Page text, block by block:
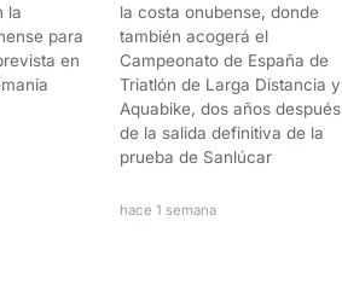
la
para
en
la costa onubense, donde
también acogerá el
Campeonato de España de
Triatlón de Larga Distancia y
Aquabike, dos años después
de la salida definitiva de la
prueba de Sanlúcar
hace 1 semana